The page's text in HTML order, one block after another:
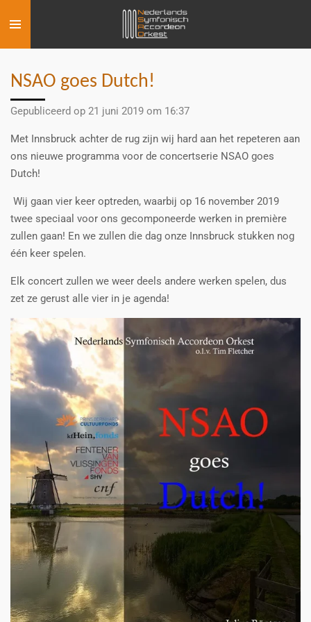
direct
naar
hoofdinhoud
NSAO goes Dutch!
Gepubliceerd op 21 juni 2019 om 16:37
Met Innsbruck achter de rug zijn wij hard aan het repeteren aan
ons nieuwe programma voor de concertserie NSAO goes
Dutch!
Wij gaan vier keer optreden, waarbij op 16 november 2019
twee speciaal voor ons gecomponeerde werken in première
zullen gaan! En we zullen die dag onze Innsbruck stukken nog
één keer spelen.
Elk concert zullen we weer deels andere werken spelen, dus
zet ze gerust alle vier in je agenda!